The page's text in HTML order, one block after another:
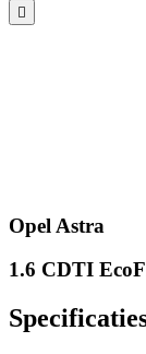
Opel Astra
1.6 CDTI